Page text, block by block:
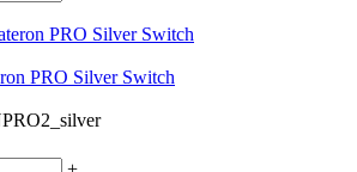
PRO Silver Switch